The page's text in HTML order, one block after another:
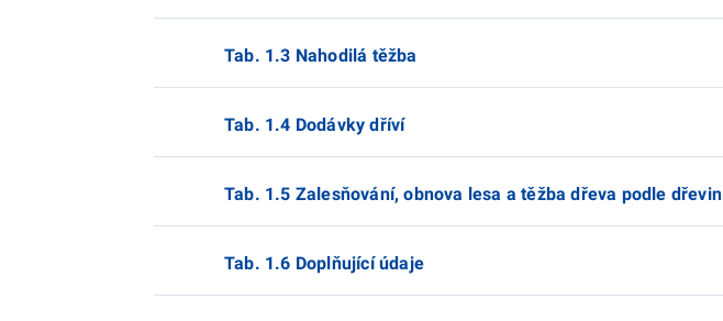
Tab. 1.3 Nahodilá těžba
Tab. 1.4 Dodávky dříví
Tab. 1.5 Zalesňování, obnova lesa a těžba dřeva podle dřevin
Tab. 1.6 Doplňující údaje